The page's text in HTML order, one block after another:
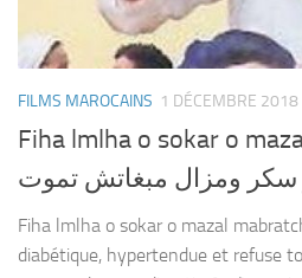
FILMS MAROCAINS 1 DÉCEMBRE 2018
Fiha lmlha o sokar o
و سكر ومزال مبغاتش تموت
Fiha lmlha o sokar o mazal
diabétique, hypertendue et refuse